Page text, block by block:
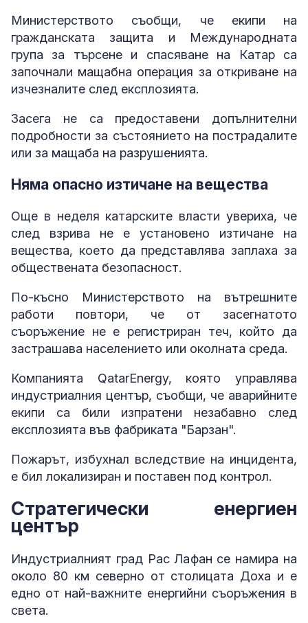
Министерството съобщи, че екипи на
гражданската защита и Международната
група за търсене и спасяване на Катар са
започнали мащабна операция за откриване на
изчезналите след експлозията.
Засега не са предоставени допълнителни
подробности за състоянието на пострадалите
или за мащаба на разрушенията.
Няма опасно изтичане на вещества
Още в неделя катарските власти увериха, че
след взрива не е установено изтичане на
вещества, което да представлява заплаха за
обществената безопасност.
По-късно Министерството на вътрешните
работи повтори, че от засегнатото
съоръжение не е регистриран теч, който да
застрашава населението или околната среда.
Компанията QatarEnergy, която управлява
индустриалния център, съобщи, че аварийните
екипи са били изпратени незабавно след
експлозията във фабриката "Барзан".
Пожарът, избухнал вследствие на инцидента,
е бил локализиран и поставен под контрол.
Стратегически енергиен
център
Индустриалният град Рас Лафан се намира на
около 80 км северно от столицата Доха и е
едно от най-важните енергийни съоръжения в
света.